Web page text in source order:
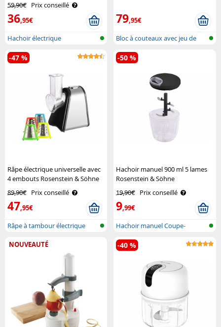
59,90€ Prix conseillé
36,95€
Hachoir électrique
79,95€
Bloc à couteaux avec jeu de
couteau..
Râpe électrique universelle avec
4 embouts Rosenstein & Söhne
89,90€ Prix conseillé
47,95€
-47 %
Râpe à tambour électrique
Hachoir manuel 900 ml 5 lames
Rosenstein & Söhne
19,90€ Prix conseillé
9,99€
-50 %
Hachoir manuel Coupe-
légumes avec c..
NOUVEAUTÉ -40 %